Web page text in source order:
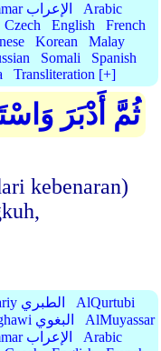
Grammar الإعراب
Arabic
Czech English
French
Korean
Malay
Somali
Spanish
Transliteration [+]
ثُمَّ أَدْبَرَ
kebenaran)
AtTabariy الطبري
AlQurtubi
AlBaghawi البغوي
AlMuyassar
Grammar الإعراب
Arabic